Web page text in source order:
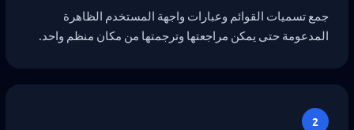
جمع تسميات القوائم وعبارات واجهة المستخدم الظاهرة
المدعومة حتى يمكن مراجعتها وترجمتها من مكان منظم واحد.
2